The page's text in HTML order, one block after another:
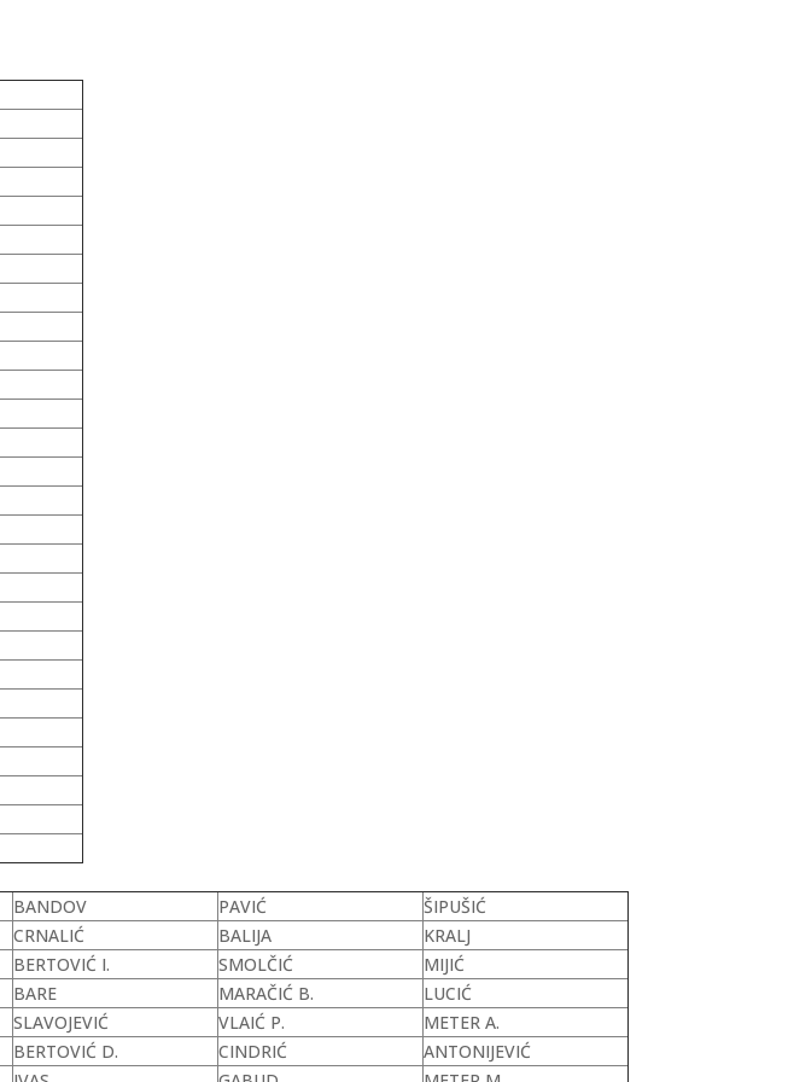
BANDOV PAVIĆ
ŠIPUŠIĆ
CRNALIĆ BALIJA
KRALJ
BERTOVIĆ I. SMOLČIĆ
MIJIĆ
BARE MARAČIĆ B.
LUCIĆ
SLAVOJEVIĆ VLAIĆ P.
METER A.
BERTOVIĆ D. CINDRIĆ
ANTONIJEVIĆ